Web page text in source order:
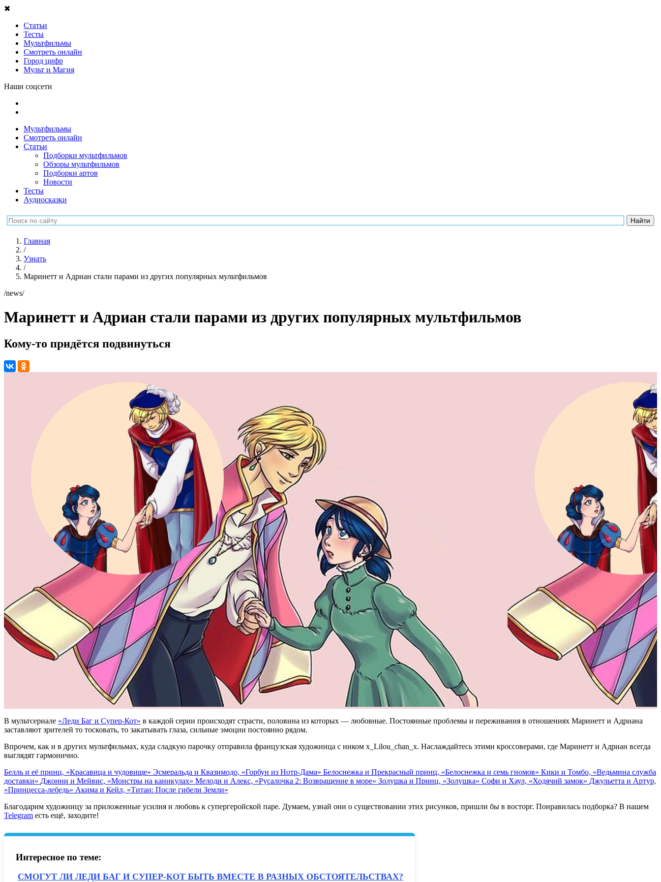
✖
Статьи
Тесты
Мультфильмы
Смотреть онлайн
Город цифр
Мульт и Магия
Наши соцсети
Мультфильмы
Смотреть онлайн
Статьи
Подборки мультфильмов
Обзоры мультфильмов
Подборки артов
Новости
Тесты
Аудиосказки
Главная
/
Узнать
/
Маринетт и Адриан стали парами из других популярных мультфильмов
/news/
Маринетт и Адриан стали парами из других популярных мультфильмов
Кому-то придётся подвинуться
В мультсериале «Леди Баг и Супер-Кот» в каждой серии происходят страсти, половина из которых — любовные. Постоянные проблемы и переживания в отношениях Маринетт и Адриана
заставляют зрителей то тосковать, то закатывать глаза, сильные эмоции постоянно рядом.
Впрочем, как и в других мультфильмах, куда сладкую парочку отправила французская художница с ником x_Lilou_chan_x. Наслаждайтесь этими кроссоверами, где Маринетт и Адриан всегда
выглядят гармонично.
Белль и её принц, «Красавица и чудовище» Эсмеральда и Квазимодо, «Горбун из Нотр-Дама» Белоснежка и Прекрасный принц, «Белоснежка и семь гномов» Кики и Томбо, «Ведьмина служба
доставки» Джонни и Мейвис, «Монстры на каникулах» Мелоди и Алекс, «Русалочка 2: Возвращение в море» Золушка и Принц, «Золушка» Софи и Хаул, «Ходячий замок» Джульетта и Артур,
«Принцесса-лебедь» Акима и Кейл, «Титан: После гибели Земли»
Благодарим художницу за приложенные усилия и любовь к супергеройской паре. Думаем, узнай они о существовании этих рисунков, пришли бы в восторг. Понравилась подборка? В нашем
Telegram есть ещё, заходите!
Интересное по теме:
СМОГУТ ЛИ ЛЕДИ БАГ И СУПЕР-КОТ БЫТЬ ВМЕСТЕ В РАЗНЫХ ОБСТОЯТЕЛЬСТВАХ?